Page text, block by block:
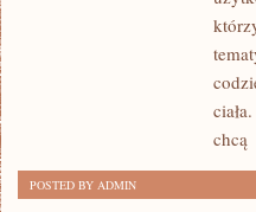
TWARZY
chcą
POSTED BY ADMIN